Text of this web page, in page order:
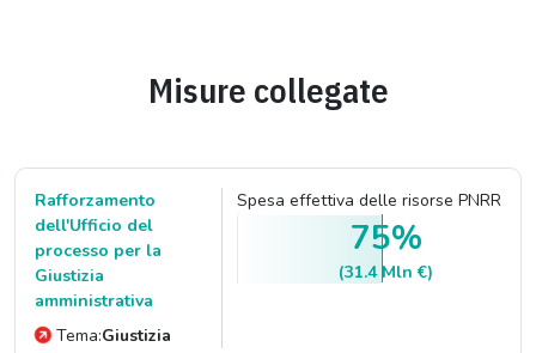
Misure collegate
Rafforzamento
dell'Ufficio del
processo per la
Giustizia
amministrativa
Tema:Giustizia
Spesa effettiva delle risorse PNRR
75%
(31.4 Mln €)